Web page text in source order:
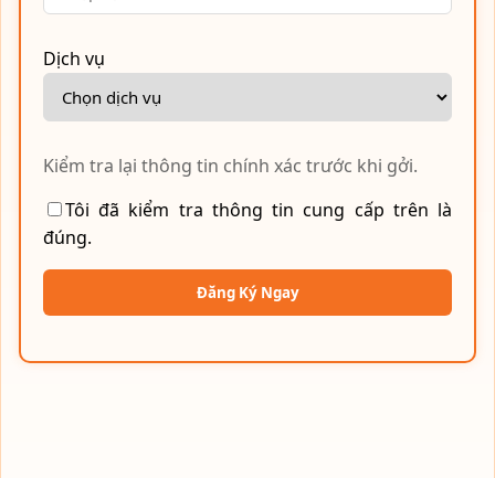
Dịch vụ
Kiểm tra lại thông tin chính xác trước khi gởi.
Tôi đã kiểm tra thông tin cung cấp trên là
đúng.